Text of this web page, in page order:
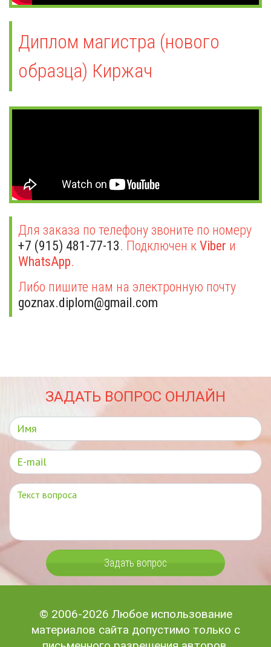
Диплом магистра (нового
образца) Киржач
Для заказа по телефону звоните по номеру
+7 (915) 481-77-13. Подключен к Viber и
WhatsApp.
Либо пишите нам на электронную почту
goznax.diplom@gmail.com
ЗАДАТЬ ВОПРОС ОНЛАЙН
Задать вопрос
© 2006-2026 Любое использование
материалов сайта допустимо только с